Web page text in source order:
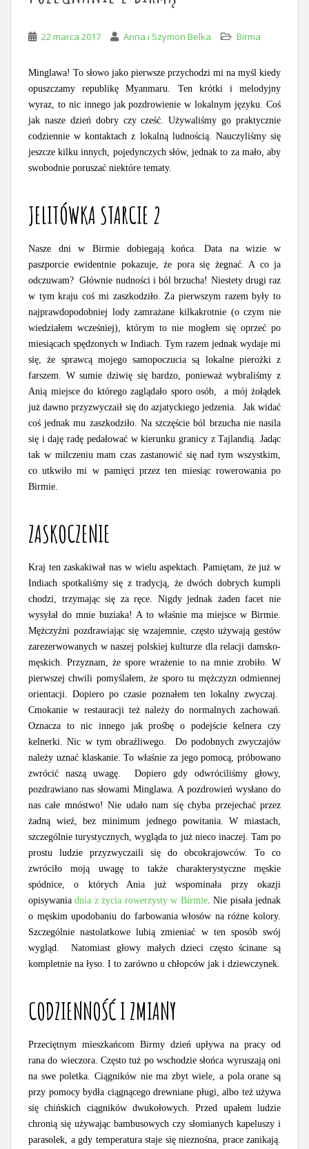
22 marca 2017 Anna i Szymon Belka Birma
Minglawa! To słowo jako pierwsze przychodzi mi na myśl kiedy
opuszczamy republikę Myanmaru. Ten krótki i melodyjny
wyraz, to nic innego jak pozdrowienie w lokalnym języku. Coś
jak nasze dzień dobry czy cześć. Używaliśmy go praktycznie
codziennie w kontaktach z lokalną ludnością. Nauczyliśmy się
jeszcze kilku innych, pojedynczych słów, jednak to za mało, aby
swobodnie poruszać niektóre tematy.
JELITÓWKA STARCIE 2
Nasze dni w Birmie dobiegają końca. Data na wizie w
paszporcie ewidentnie pokazuje, że pora się żegnać. A co ja
odczuwam? Głównie nudności i ból brzucha! Niestety drugi raz
w tym kraju coś mi zaszkodziło. Za pierwszym razem były to
najprawdopodobniej lody zamrażane kilkakrotnie (o czym nie
wiedziałem wcześniej), którym to nie mogłem się oprzeć po
miesiącach spędzonych w Indiach. Tym razem jednak wydaje mi
się, że sprawcą mojego samopoczucia są lokalne pierożki z
farszem. W sumie dziwię się bardzo, ponieważ wybraliśmy z
Anią miejsce do którego zaglądało sporo osób, a mój żołądek
już dawno przyzwyczaił się do azjatyckiego jedzenia. Jak widać
coś jednak mu zaszkodziło. Na szczęście ból brzucha nie nasila
się i daję radę pedałować w kierunku granicy z Tajlandią. Jadąc
tak w milczeniu mam czas zastanowić się nad tym wszystkim,
co utkwiło mi w pamięci przez ten miesiąc rowerowania po
Birmie.
ZASKOCZENIE
Kraj ten zaskakiwał nas w wielu aspektach. Pamiętam, że już w
Indiach spotkaliśmy się z tradycją, że dwóch dobrych kumpli
chodzi, trzymając się za ręce. Nigdy jednak żaden facet nie
wysyłał do mnie buziaka! A to właśnie ma miejsce w Birmie.
Mężczyźni pozdrawiając się wzajemnie, często używają gestów
zarezerwowanych w naszej polskiej kulturze dla relacji damsko-
męskich. Przyznam, że spore wrażenie to na mnie zrobiło. W
pierwszej chwili pomyślałem, że sporo tu mężczyzn odmiennej
orientacji. Dopiero po czasie poznałem ten lokalny zwyczaj.
Cmokanie w restauracji też należy do normalnych zachowań.
Oznacza to nic innego jak prośbę o podejście kelnera czy
kelnerki. Nic w tym obraźliwego. Do podobnych zwyczajów
należy uznać klaskanie. To właśnie za jego pomocą, próbowano
zwrócić naszą uwagę. Dopiero gdy odwróciliśmy głowy,
pozdrawiano nas słowami Minglawa. A pozdrowień wysłano do
nas całe mnóstwo! Nie udało nam się chyba przejechać przez
żadną wieź, bez minimum jednego powitania. W miastach,
szczególnie turystycznych, wygląda to już nieco inaczej. Tam po
prostu ludzie przyzwyczaili się do obcokrajowców. To co
zwróciło moją uwagę to także charakterystyczne męskie
spódnice, o których Ania już wspominała przy okazji
opisywaniadnia z życia rowerzysty w Birmie. Nie pisała jednak
o męskim upodobaniu do farbowania włosów na różne kolory.
Szczególnie nastolatkowe lubią zmieniać w ten sposób swój
wygląd. Natomiast głowy małych dzieci często ścinane są
kompletnie na łyso. I to zarówno u chłopców jak i dziewczynek.
CODZIENNOŚĆ I ZMIANY
Przeciętnym mieszkańcom Birmy dzień upływa na pracy od
rana do wieczora. Często tuż po wschodzie słońca wyruszają oni
na swe poletka. Ciągników nie ma zbyt wiele, a pola orane są
przy pomocy bydła ciągnącego drewniane pługi, albo też używa
się chińskich ciągników dwukołowych. Przed upałem ludzie
chronią się używając bambusowych czy słomianych kapeluszy i
parasolek, a gdy temperatura staje się nieznośna, prace zanikają.